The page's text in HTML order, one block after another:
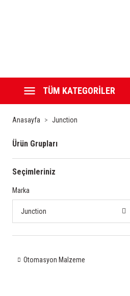
TÜM KATEGORİLER
Anasayfa Junction
Ürün Grupları
Seçimleriniz
Marka
Junction
Otomasyon Malzeme